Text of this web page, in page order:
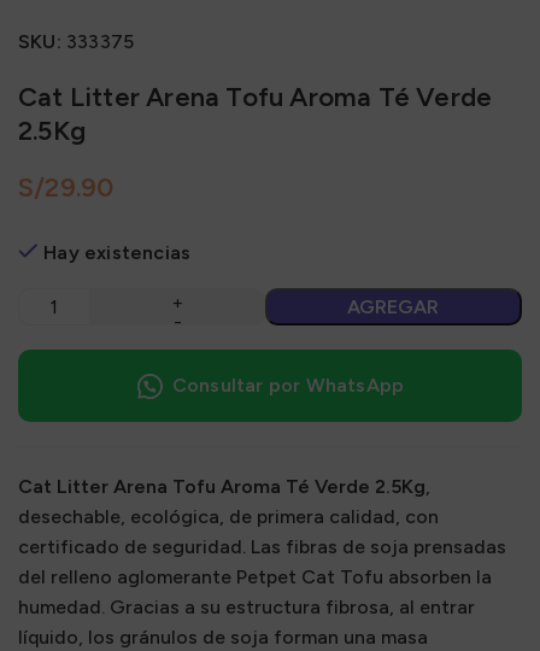
SKU: 333375
Cat Litter Arena Tofu Aroma Té Verde
2.5Kg
S/
Hay existencias
AGREGAR
Consultar por WhatsApp
Cat Litter Arena Tofu Aroma Té Verde 2.5Kg,
desechable, ecológica, de primera calidad, con
certificado de seguridad. Las fibras de soja prensadas
del relleno aglomerante Petpet Cat Tofu absorben la
humedad. Gracias a su estructura fibrosa, al entrar
líquido, los gránulos de soja forman una masa